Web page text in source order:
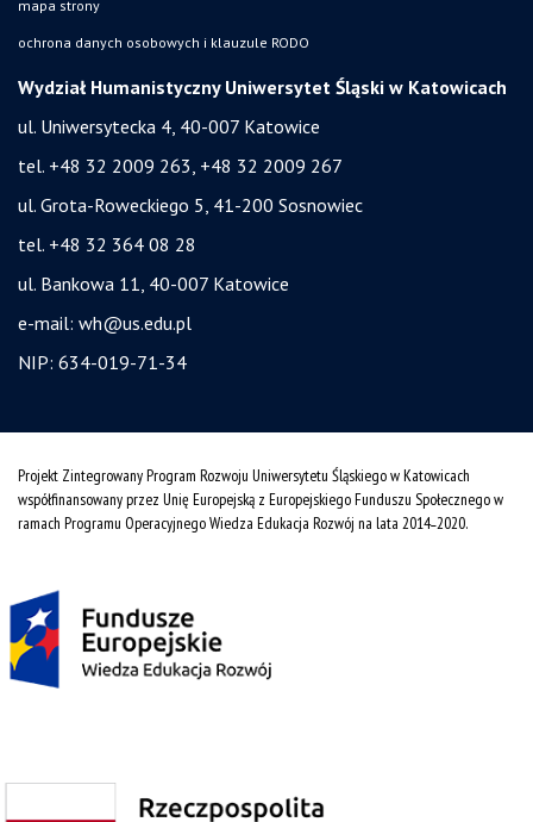
mapa strony
ochrona danych osobowych i klauzule RODO
Wydział Humanistyczny Uniwersytet Śląski w Katowicach
ul. Uniwersytecka 4, 40-007 Katowice
tel. +48 32 2009 263, +48 32 2009 267
ul. Grota-Roweckiego 5, 41-200 Sosnowiec
tel. +48 32 364 08 28
ul. Bankowa 11, 40-007 Katowice
e-mail: wh@us.edu.pl
NIP: 634-019-71-34
Projekt Zintegrowany Program Rozwoju Uniwersytetu Śląskiego w Katowicach
współfinansowany przez Unię Europejską z Europejskiego Funduszu Społecznego w
ramach Programu Operacyjnego Wiedza Edukacja Rozwój na lata 2014˗2020.